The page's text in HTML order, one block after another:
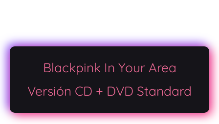
Blackpink In Your Area
Versión CD + DVD Standard